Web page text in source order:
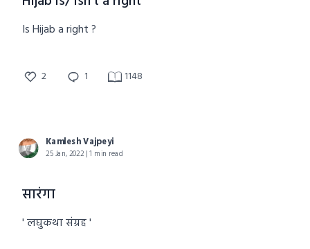
Is Hijab a right ?
2 1 1148
Kamlesh Vajpeyi
25 Jan, 2022 | 1 min read
सारंगा
' लघुकथा संग्रह '